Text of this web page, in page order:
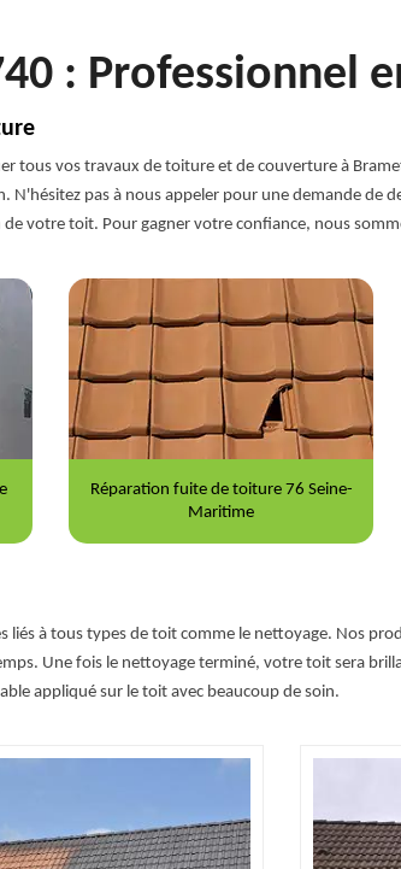
: Professionnel
tous vos travaux de toiture et de couverture à
pas à nous appeler pour une demande de
votre toit. Pour gagner votre confiance, nous
Nettoyage et démoussage de toiture
76
liés à tous types de toit comme le nettoyage. Nos
Une fois le nettoyage terminé, votre toit sera
appliqué sur le toit avec beaucoup de soin.